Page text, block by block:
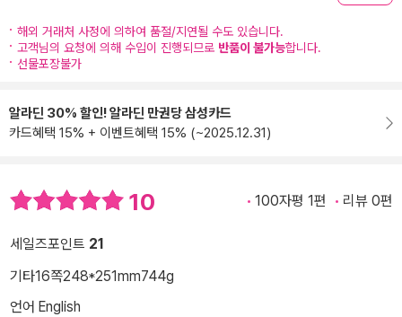
해외 거래처 사정에 의하여 품절/지연될 수도 있습니다.
고객님의 요청에 의해 수입이 진행되므로 반품이 불가능합니다.
선물포장불가
알라딘 30% 할인! 알라딘 만권당 삼성카드
카드혜택 15% + 이벤트혜택 15% (~2025.12.31)
10 100자평 1편 리뷰 0편
세일즈포인트 21
기타16쪽248*251mm744g
언어 English